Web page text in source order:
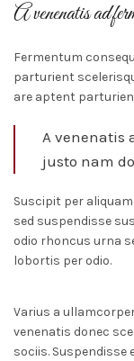
A venenatis ad
Fermentum
parturient
are aptent
A venenatis
justo nam
Suscipit per
sed suspendisse
odio rhoncus urna
lobortis per odio.
Varius a
venenatis donec
sociis.